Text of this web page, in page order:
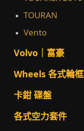
TOURAN
Vento
Volvo｜富豪
Wheels 各式輪框
卡鉗 碟盤
各式空力套件